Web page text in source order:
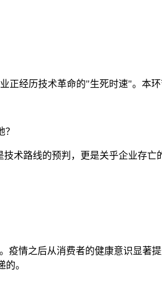
经历技术革命的"生死时速"。本
术路线的预判，更是关乎企业存亡
情之后从消费者的健康意识显著
。